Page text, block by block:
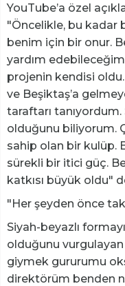
YouTube’a özel
"Öncelikle, bu kadar
benim için bir onur.
yardım
projenin kendisi
ve Beşiktaş’a
taraftarı tanıyordum.
olduğunu biliyorum.
sahip olan bir kulüp.
sürekli bir itici güç.
katkısı büyük oldu"
"Her şeyden önce
Siyah-beyazlı
olduğunu vurgulayan
giymek gururumu
direktörüm benden